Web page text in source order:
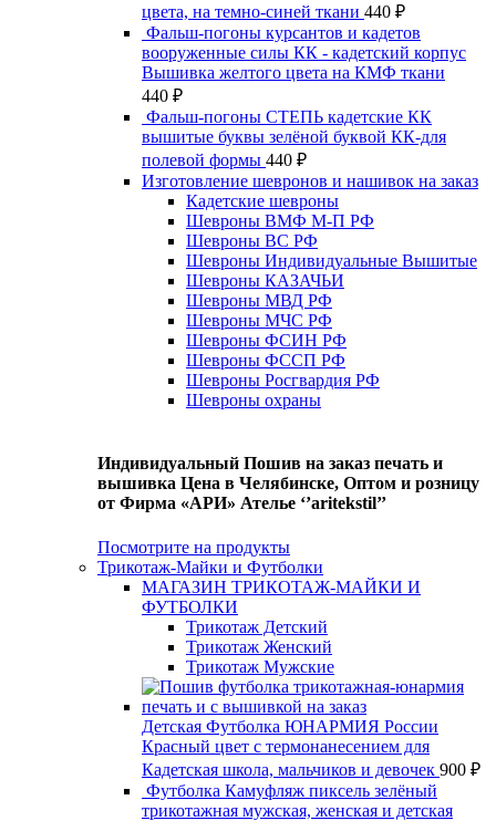
цвета, на темно-синей ткани 440 ₽
Фальш-погоны курсантов и кадетов
вооруженные силы КК - кадетский корпус
Вышивка желтого цвета на КМФ ткани
440 ₽
Фальш-погоны СТЕПЬ кадетские КК
вышитые буквы зелёной буквой КК-для
полевой формы 440 ₽
Изготовление шевронов и нашивок на заказ
Кадетские шевроны
Шевроны ВМФ М-П РФ
Шевроны ВС РФ
Шевроны Индивидуальные Вышитые
Шевроны КАЗАЧЬИ
Шевроны МВД РФ
Шевроны МЧС РФ
Шевроны ФСИН РФ
Шевроны ФССП РФ
Шевроны Росгвардия РФ
Шевроны охраны
Индивидуальный Пошив на заказ печать и
вышивка Цена в Челябинске, Оптом и розницу
от Фирма «АРИ» Ателье ‘’aritekstil’’
Посмотрите на продукты
Трикотаж-Майки и Футболки
МАГАЗИН ТРИКОТАЖ-МАЙКИ И
ФУТБОЛКИ
Трикотаж Детский
Трикотаж Женский
Трикотаж Мужские
Детская Футболка ЮНАРМИЯ России
Красный цвет с термонанесением для
Кадетская школа, мальчиков и девочек 900 ₽
Футболка Камуфляж пиксель зелёный
трикотажная мужская, женская и детская